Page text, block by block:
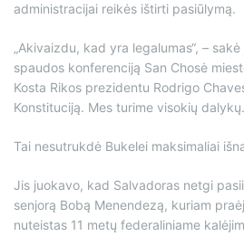
administracijai reikės ištirti pasiūlymą.
„Akivaizdu, kad yra legalumas“, –
spaudos konferenciją San Chosė
Kosta Rikos prezidentu Rodrigo
Konstituciją. Mes turime visokių
Tai nesutrukdė Bukelei maksimaliai
Jis juokavo, kad Salvadoras netgi
senjorą Bobą Menendezą, kuriam
nuteistas 11 metų federaliniame